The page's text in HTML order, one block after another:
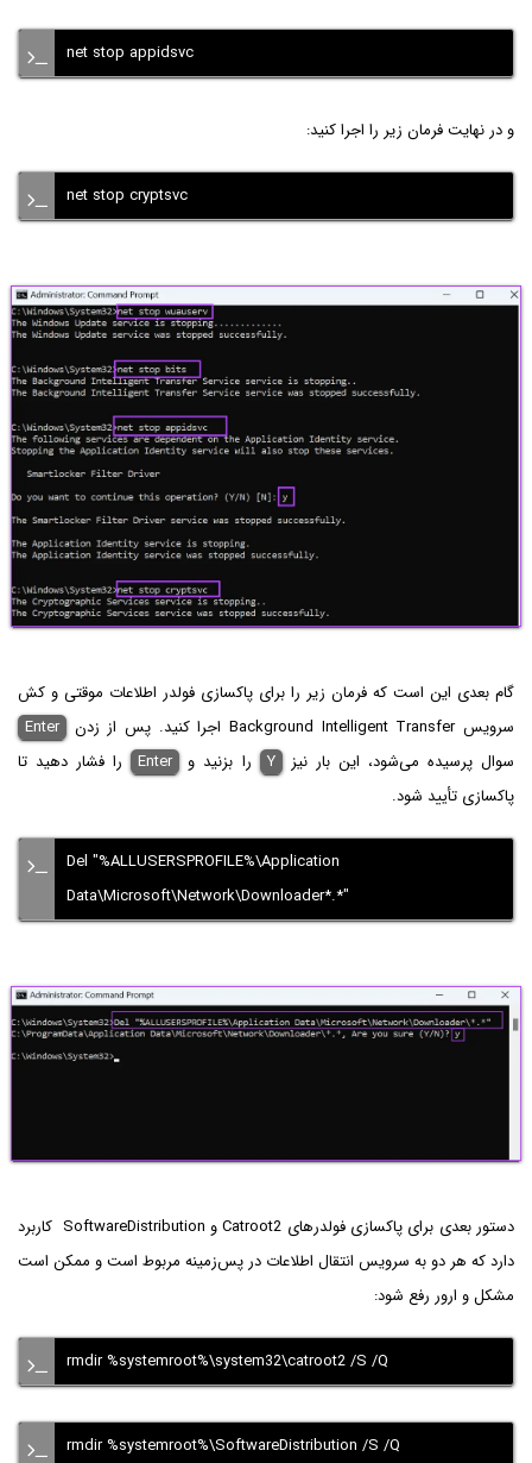
net stop appidsvc
و در نهایت فرمان زیر را اجرا کنید:
net stop cryptsvc
گام بعدی این است که فرمان زیر را برای پاکسازی فولدر اطلاعات موقتی و کش
سرویس Background Intelligent Transfer اجرا کنید. پس از زدن
Enter
سوال پرسیده می‌شود، این بار نیز Y را بزنید و Enter را فشار دهید تا
پاکسازی تأیید شود.
Del "%ALLUSERSPROFILE%\Application
Data\Microsoft\Network\Downloader*.*"
دستور بعدی برای پاکسازی فولدرهای Catroot2 و SoftwareDistribution کاربرد
دارد که هر دو به سرویس انتقال اطلاعات در پس‌زمینه مربوط است و ممکن است
مشکل و ارور رفع شود:
rmdir %systemroot%\system32\catroot2 /S /Q
rmdir %systemroot%\SoftwareDistribution /S /Q